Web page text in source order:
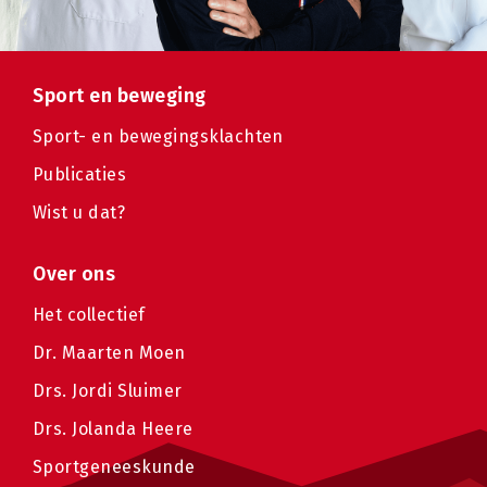
Sport en beweging
Sport- en bewegingsklachten
Publicaties
Wist u dat?
Over ons
Het collectief
Dr. Maarten Moen
Drs. Jordi Sluimer
Drs. Jolanda Heere
Sportgeneeskunde